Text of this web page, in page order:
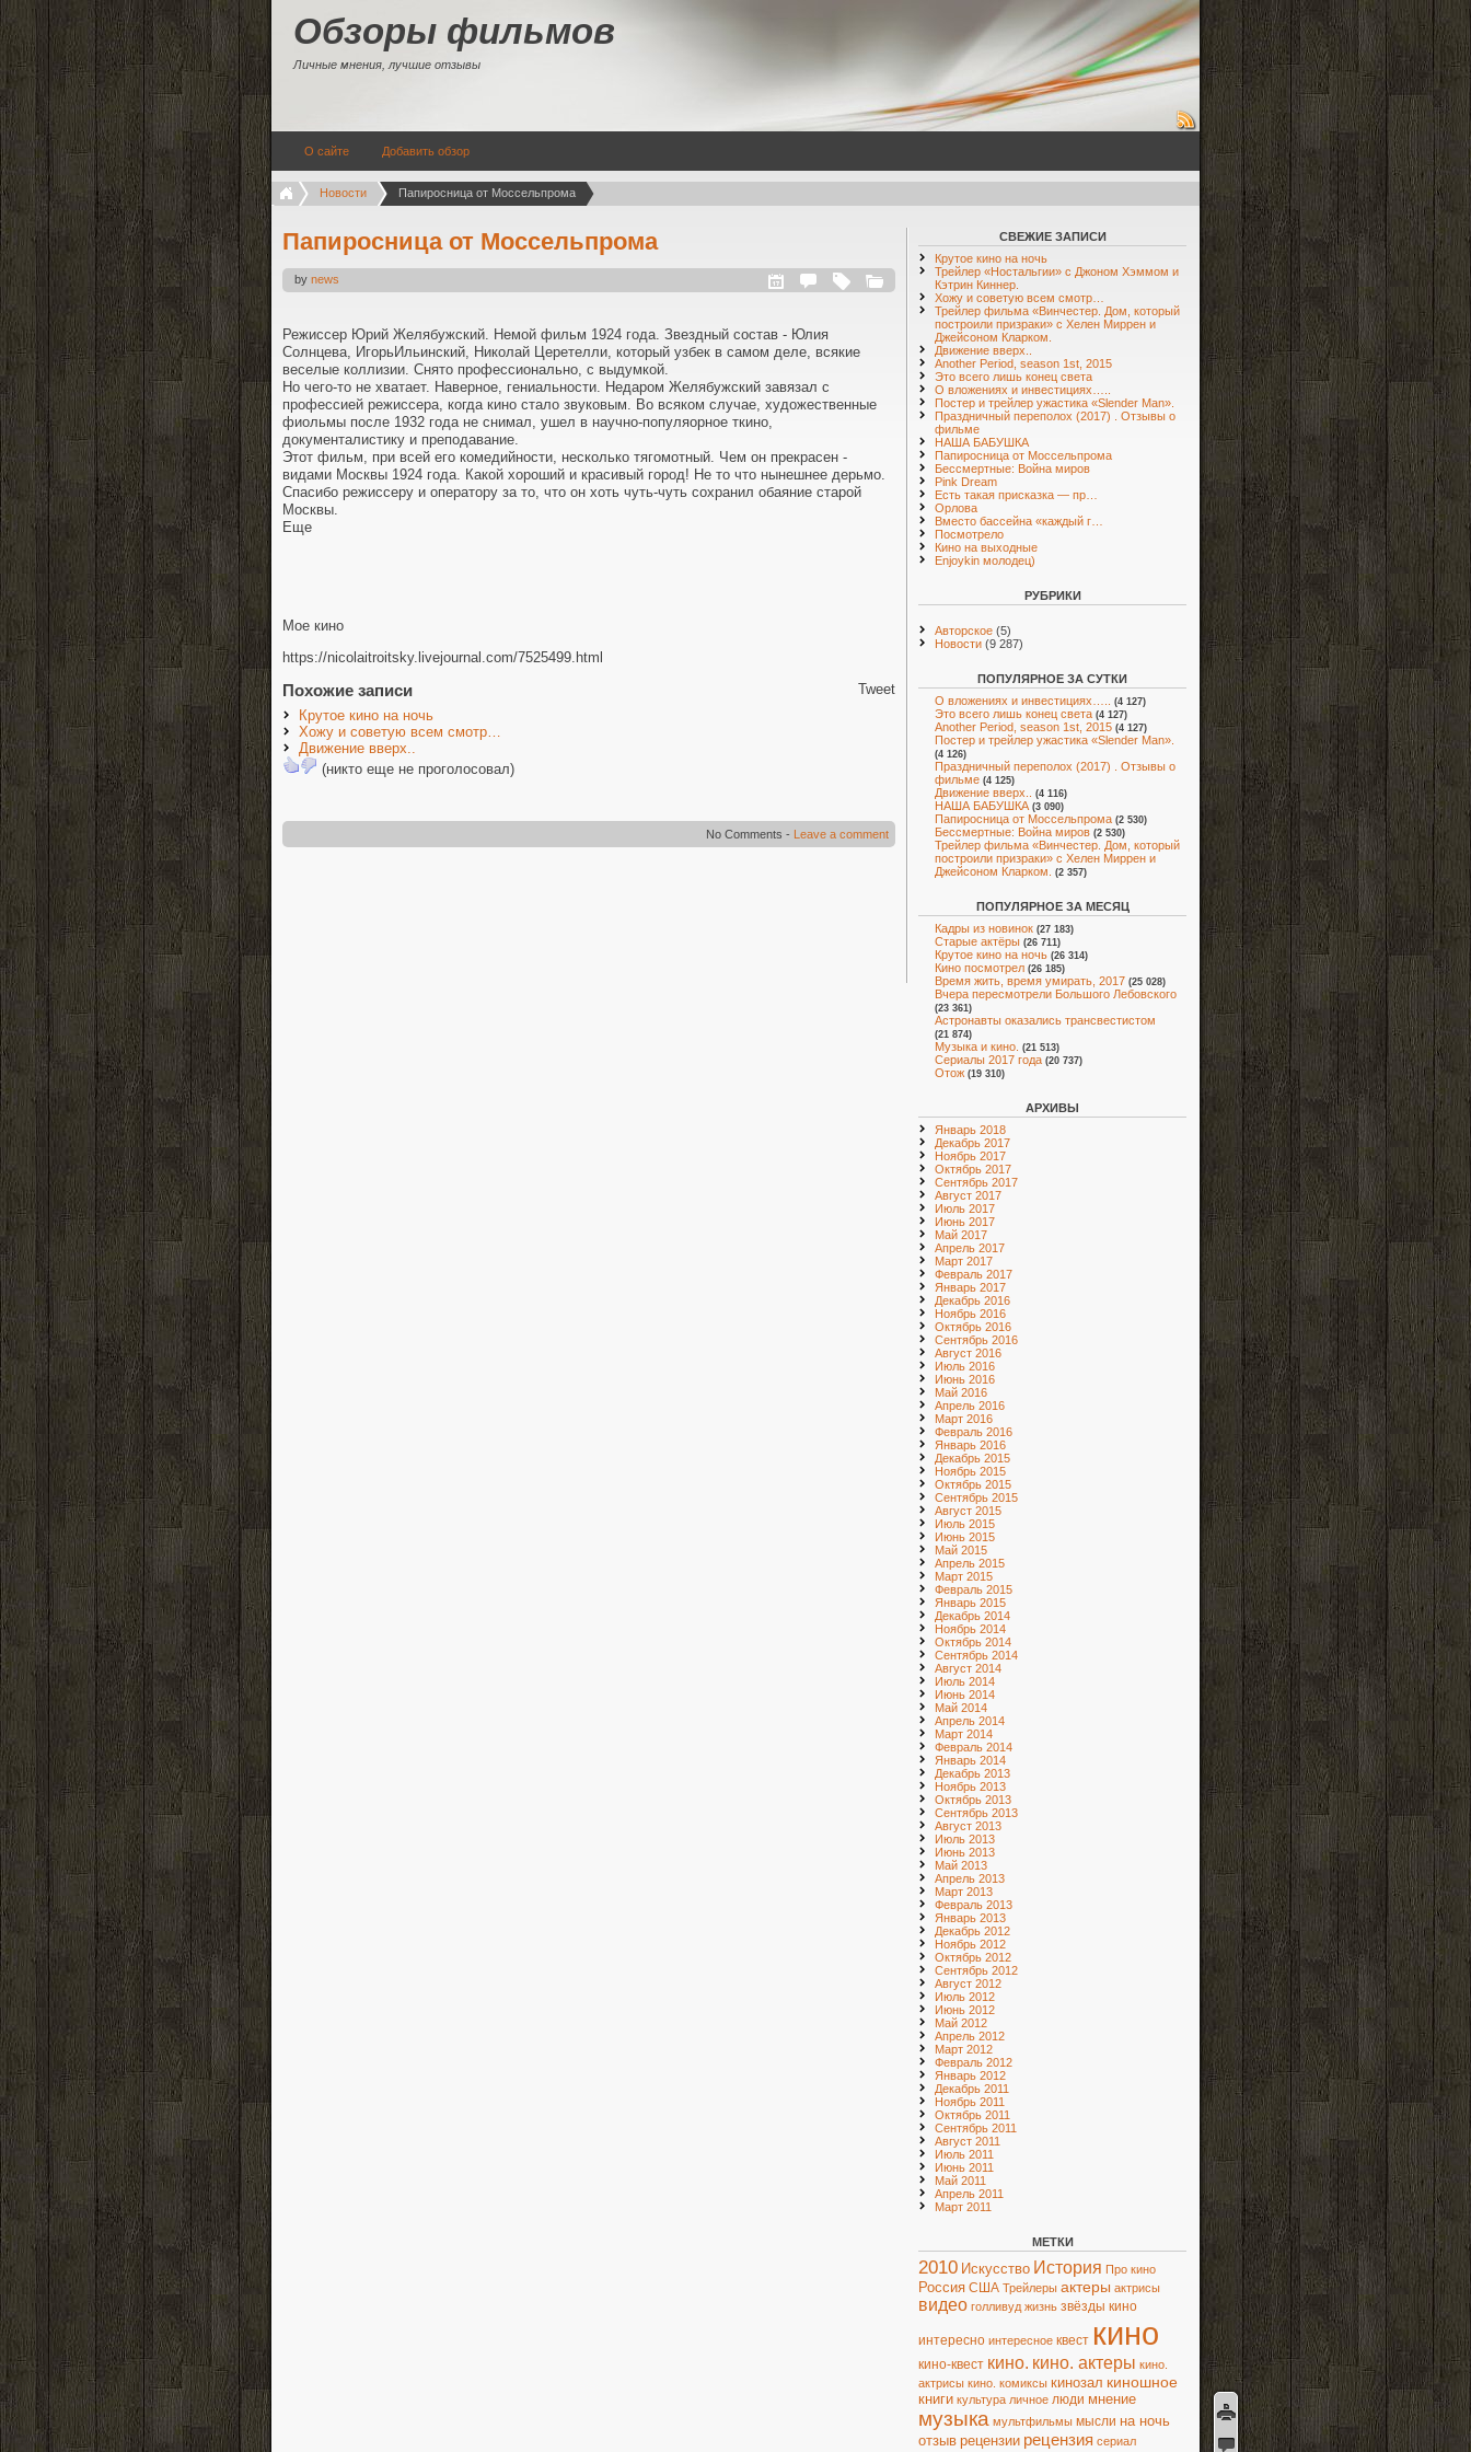
Обзоры фильмов
Личные мнения, лучшие отзывы
О сайте Добавить обзор
Новости Папиросница от Моссельпрома
Папиросница от Моссельпрома
by news
Режиссер Юрий Желябужский. Немой фильм 1924 года. Звездный состав - Юлия
Солнцева, ИгорьИльинский, Николай Церетелли, который узбек в самом деле, всякие
веселые коллизии. Снято профессионально, с выдумкой.
Но чего-то не хватает. Наверное, гениальности. Недаром Желябужский завязал с
профессией режиссера, когда кино стало звуковым. Во всяком случае, художественные
фиольмы после 1932 года не снимал, ушел в научно-популяорное ткино,
документалистику и преподавание.
Этот фильм, при всей его комедийности, несколько тягомотный. Чем он прекрасен -
видами Москвы 1924 года. Какой хороший и красивый город! Не то что нынешнее дерьмо.
Спасибо режиссеру и оператору за то, что он хоть чуть-чуть сохранил обаяние старой
Москвы.
Еще
Мое кино
https://nicolaitroitsky.livejournal.com/7525499.html
Tweet
Похожие записи
Крутое кино на ночь
Хожу и советую всем смотр…
Движение вверх..
(никто еще не проголосовал)
No Comments - Leave a comment
СВЕЖИЕ ЗАПИСИ
Крутое кино на ночь
Трейлер «Ностальгии» с Джоном Хэммом и
Кэтрин Киннер.
Хожу и советую всем смотр…
Трейлер фильма «Винчестер. Дом, который
построили призраки» с Хелен Миррен и
Джейсоном Кларком.
Движение вверх..
Another Period, season 1st, 2015
Это всего лишь конец света
О вложениях и инвестициях…..
Постер и трейлер ужастика «Slender Man».
Праздничный переполох (2017) . Отзывы о
фильме
НАША БАБУШКА
Папиросница от Моссельпрома
Бессмертные: Война миров
Pink Dream
Есть такая присказка — пр…
Орлова
Вместо бассейна «каждый г…
Посмотрело
Кино на выходные
Enjoykin молодец)
РУБРИКИ
Авторское (5)
Новости (9 287)
ПОПУЛЯРНОЕ ЗА СУТКИ
О вложениях и инвестициях…..
(4 127)
Это всего лишь конец света (4 127)
Another Period, season 1st, 2015 (4 127)
Постер и трейлер ужастика «Slender Man».
(4 126)
Праздничный переполох (2017) . Отзывы о
фильме (4 125)
Движение вверх.. (4 116)
НАША БАБУШКА (3 090)
Папиросница от Моссельпрома (2 530)
Бессмертные: Война миров (2 530)
Трейлер фильма «Винчестер. Дом, который
построили призраки» с Хелен Миррен и
Джейсоном Кларком.
(2 357)
ПОПУЛЯРНОЕ ЗА МЕСЯЦ
Кадры из новинок (27 183)
Старые актёры (26 711)
Крутое кино на ночь (26 314)
Кино посмотрел (26 185)
Время жить, время умирать, 2017 (25 028)
Вчера пересмотрели Большого Лебовского
(23 361)
Астронавты оказались трансвестистом
(21 874)
Музыка и кино. (21 513)
Сериалы 2017 года (20 737)
Отож (19 310)
АРХИВЫ
Январь 2018
Декабрь 2017
Ноябрь 2017
Октябрь 2017
Сентябрь 2017
Август 2017
Июль 2017
Июнь 2017
Май 2017
Апрель 2017
Март 2017
Февраль 2017
Январь 2017
Декабрь 2016
Ноябрь 2016
Октябрь 2016
Сентябрь 2016
Август 2016
Июль 2016
Июнь 2016
Май 2016
Апрель 2016
Март 2016
Февраль 2016
Январь 2016
Декабрь 2015
Ноябрь 2015
Октябрь 2015
Сентябрь 2015
Август 2015
Июль 2015
Июнь 2015
Май 2015
Апрель 2015
Март 2015
Февраль 2015
Январь 2015
Декабрь 2014
Ноябрь 2014
Октябрь 2014
Сентябрь 2014
Август 2014
Июль 2014
Июнь 2014
Май 2014
Апрель 2014
Март 2014
Февраль 2014
Январь 2014
Декабрь 2013
Ноябрь 2013
Октябрь 2013
Сентябрь 2013
Август 2013
Июль 2013
Июнь 2013
Май 2013
Апрель 2013
Март 2013
Февраль 2013
Январь 2013
Декабрь 2012
Ноябрь 2012
Октябрь 2012
Сентябрь 2012
Август 2012
Июль 2012
Июнь 2012
Май 2012
Апрель 2012
Март 2012
Февраль 2012
Январь 2012
Декабрь 2011
Ноябрь 2011
Октябрь 2011
Сентябрь 2011
Август 2011
Июль 2011
Июнь 2011
Май 2011
Апрель 2011
Март 2011
МЕТКИ
2010 Искусство История Про кино
Россия США Трейлеры актеры актрисы
видео голливуд жизнь звёзды кино
интересно интересное квест кино
кино-квест кино. кино. актеры кино.
актрисы кино. комиксы кинозал киношное
книги культура личное люди мнение
музыка мультфильмы мысли на ночь
отзыв рецензии рецензия сериал